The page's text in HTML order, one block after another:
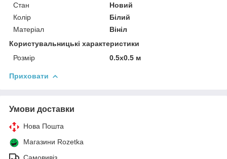
Стан
Новий
Колір
Білий
Матеріал
Вініл
Користувальницькі характеристики
Розмір
0.5x0.5 м
Приховати
Умови доставки
Нова Пошта
Магазини Rozetka
Самовивіз